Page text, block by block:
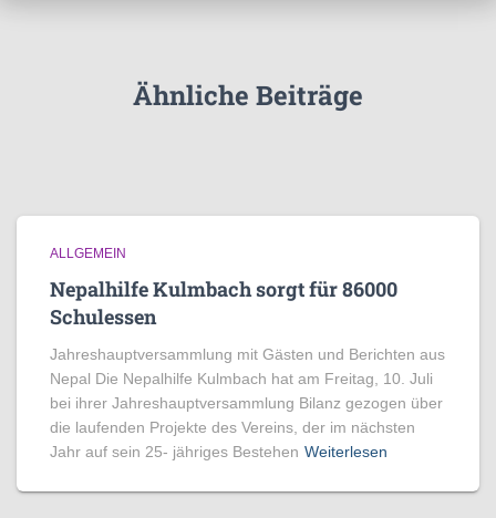
Ähnliche Beiträge
ALLGEMEIN
Nepalhilfe Kulmbach sorgt für 86000
Schulessen
Jahreshauptversammlung mit Gästen und Berichten aus
Nepal Die Nepalhilfe Kulmbach hat am Freitag, 10. Juli
bei ihrer Jahreshauptversammlung Bilanz gezogen über
die laufenden Projekte des Vereins, der im nächsten
Jahr auf sein 25- jähriges Bestehen Weiterlesen